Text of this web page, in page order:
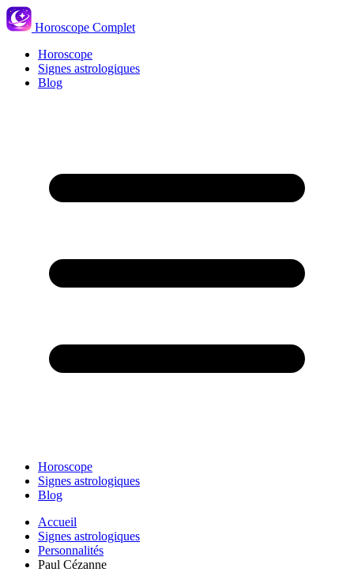
Horoscope Complet
Horoscope
Signes astrologiques
Blog
Horoscope
Signes astrologiques
Blog
Accueil
Signes astrologiques
Personnalités
Paul Cézanne